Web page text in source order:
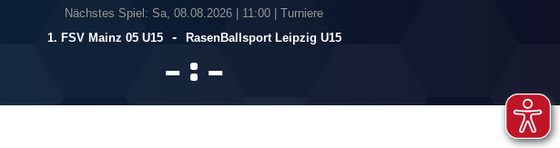
Nächstes Spiel: Sa, 08.08.2026
11:00 | Turniere
1. FSV Mainz 05 U15
- RasenBallsport Leipzig U15
 : 